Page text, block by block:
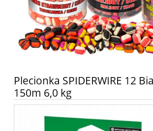
Plecionka SPIDERWIRE 12
150m 6,0 kg